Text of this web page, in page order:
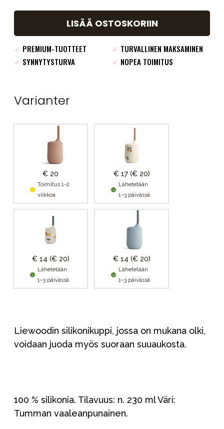
LISÄÄ OSTOSKORIIN
✓ PREMIUM-TUOTTEET ✓ TURVALLINEN MAKSAMINEN
✓ SYNNYTYSTURVA ✓ NOPEA TOIMITUS
Varianter
€ 20
Toimitus 1-2
viikkoa
€ 17 (€ 20)
Lähetetään
1–3 päivässä
€ 14 (€ 20)
Lähetetään
1–3 päivässä
€ 14 (€ 20)
Lähetetään
1–3 päivässä
Liewoodin silikonikuppi, jossa on mukana olki,
voidaan juoda myös suoraan suuaukosta.
100 % silikonia. Tilavuus: n. 230 ml Väri:
Tumman vaaleanpunainen.